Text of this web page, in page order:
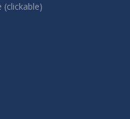
(clickable)